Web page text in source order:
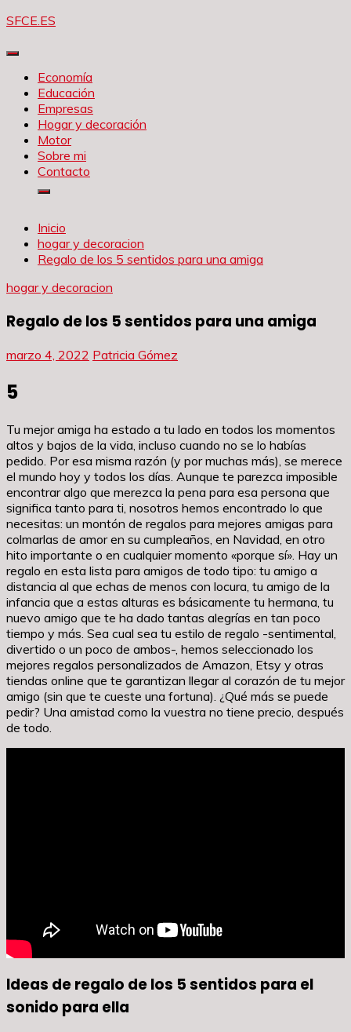
Saltar
contenido
SFCE.ES
Economía
Educación
Empresas
Hogar y decoración
Motor
Sobre mi
Contacto
Inicio
hogar y decoracion
Regalo de los 5 sentidos para una amiga
hogar y decoracion
Regalo de los 5 sentidos para una amiga
marzo 4, 2022 Patricia Gómez
5
Tu mejor amiga ha estado a tu lado en todos los momentos
altos y bajos de la vida, incluso cuando no se lo habías
pedido. Por esa misma razón (y por muchas más), se merece
el mundo hoy y todos los días. Aunque te parezca imposible
encontrar algo que merezca la pena para esa persona que
significa tanto para ti, nosotros hemos encontrado lo que
necesitas: un montón de regalos para mejores amigas para
colmarlas de amor en su cumpleaños, en Navidad, en otro
hito importante o en cualquier momento «porque sí». Hay un
regalo en esta lista para amigos de todo tipo: tu amigo a
distancia al que echas de menos con locura, tu amigo de la
infancia que a estas alturas es básicamente tu hermana, tu
nuevo amigo que te ha dado tantas alegrías en tan poco
tiempo y más. Sea cual sea tu estilo de regalo -sentimental,
divertido o un poco de ambos-, hemos seleccionado los
mejores regalos personalizados de Amazon, Etsy y otras
tiendas online que te garantizan llegar al corazón de tu mejor
amigo (sin que te cueste una fortuna). ¿Qué más se puede
pedir? Una amistad como la vuestra no tiene precio, después
de todo.
Ideas de regalo de los 5 sentidos para el
sonido para ella